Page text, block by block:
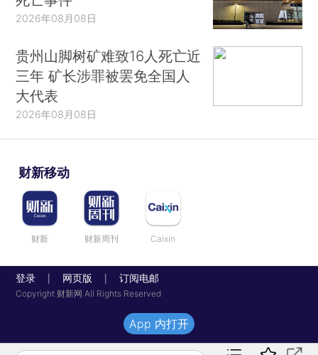
2026年08月08日
贵州山脚树矿难致16人死亡近
三年 矿长涉罪被罢免全国人
大代表
2026年08月08日
财新移动
财新 财新周刊 Caixin
登录 网页版 订阅电邮
Copyright 财新网 All Rights Reserved
App 内打开